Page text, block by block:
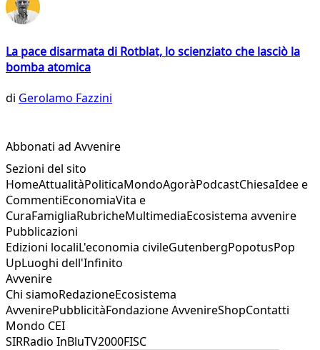
La pace disarmata di Rotblat, lo scienziato che lasciò la
bomba atomica
di Gerolamo Fazzini
Abbonati ad Avvenire
Sezioni del sito
HomeAttualitàPoliticaMondoAgoràPodcastChiesaIdee e
CommentiEconomiaVita e
CuraFamigliaRubricheMultimediaEcosistema avvenire
Pubblicazioni
Edizioni localiL'economia civileGutenbergPopotusPop
UpLuoghi dell'Infinito
Avvenire
Chi siamoRedazioneEcosistema
AvvenirePubblicitàFondazione AvvenireShopContatti
Mondo CEI
SIRRadio InBluTV2000FISC